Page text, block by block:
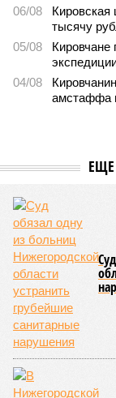
06/08
тысячу
05/08
Кировчане
04/08
амстаффа